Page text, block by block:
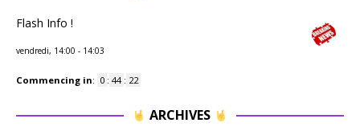
Flash Info !
vendredi, 14:00 - 14:03
Commencing in: 0 : 44 : 22
ARCHIVES